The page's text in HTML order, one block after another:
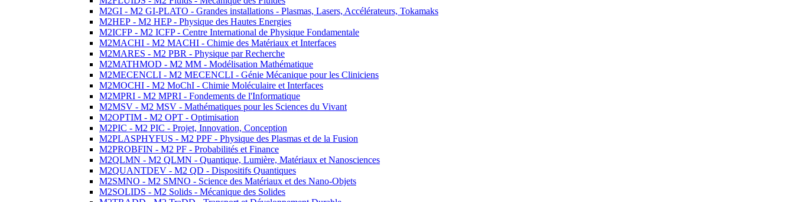
M2GI - M2 GI-PLATO - Grandes installations - Plasmas, Lasers, Accélérateurs, Tokamaks
M2HEP - M2 HEP - Physique des Hautes Energies
M2ICFP - M2 ICFP - Centre International de Physique Fondamentale
M2MACHI - M2 MACHI - Chimie des Matériaux et Interfaces
M2MARES - M2 PBR - Physique par Recherche
M2MATHMOD - M2 MM - Modélisation Mathématique
M2MECENCLI - M2 MECENCLI - Génie Mécanique pour les Cliniciens
M2MOCHI - M2 MoChI - Chimie Moléculaire et Interfaces
M2MPRI - M2 MPRI - Fondements de l'Informatique
M2MSV - M2 MSV - Mathématiques pour les Sciences du Vivant
M2OPTIM - M2 OPT - Optimisation
M2PIC - M2 PIC - Projet, Innovation, Conception
M2PLASPHYFUS - M2 PPF - Physique des Plasmas et de la Fusion
M2PROBFIN - M2 PF - Probabilités et Finance
M2QLMN - M2 QLMN - Quantique, Lumière, Matériaux et Nanosciences
M2QUANTDEV - M2 QD - Dispositifs Quantiques
M2SMNO - M2 SMNO - Science des Matériaux et des Nano-Objets
M2SOLIDS - M2 Solids - Mécanique des Solides